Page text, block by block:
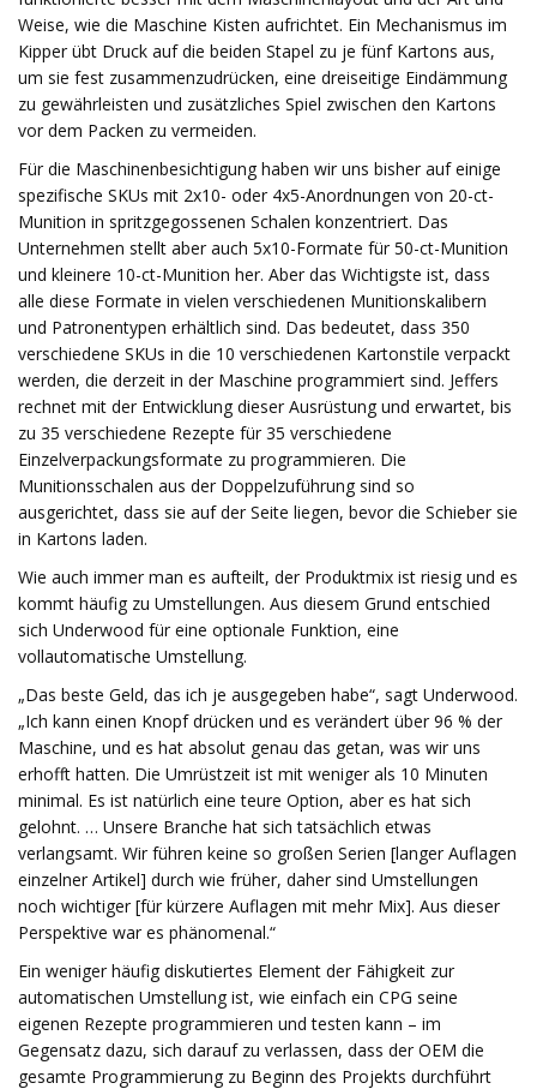
Weise, wie die Maschine Kisten aufrichtet. Ein Mechanismus im
Kipper übt Druck auf die beiden Stapel zu je fünf Kartons aus,
um sie fest zusammenzudrücken, eine dreiseitige Eindämmung
zu gewährleisten und zusätzliches Spiel zwischen den Kartons
vor dem Packen zu vermeiden.
Für die Maschinenbesichtigung haben wir uns bisher auf einige
spezifische SKUs mit 2x10- oder 4x5-Anordnungen von 20-ct-
Munition in spritzgegossenen Schalen konzentriert. Das
Unternehmen stellt aber auch 5x10-Formate für 50-ct-Munition
und kleinere 10-ct-Munition her. Aber das Wichtigste ist, dass
alle diese Formate in vielen verschiedenen Munitionskalibern
und Patronentypen erhältlich sind. Das bedeutet, dass 350
verschiedene SKUs in die 10 verschiedenen Kartonstile verpackt
werden, die derzeit in der Maschine programmiert sind. Jeffers
rechnet mit der Entwicklung dieser Ausrüstung und erwartet, bis
zu 35 verschiedene Rezepte für 35 verschiedene
Einzelverpackungsformate zu programmieren. Die
Munitionsschalen aus der Doppelzuführung sind so
ausgerichtet, dass sie auf der Seite liegen, bevor die Schieber sie
in Kartons laden.
Wie auch immer man es aufteilt, der Produktmix ist riesig und es
kommt häufig zu Umstellungen. Aus diesem Grund entschied
sich Underwood für eine optionale Funktion, eine
vollautomatische Umstellung.
„Das beste Geld, das ich je ausgegeben habe“, sagt Underwood.
„Ich kann einen Knopf drücken und es verändert über 96 % der
Maschine, und es hat absolut genau das getan, was wir uns
erhofft hatten. Die Umrüstzeit ist mit weniger als 10 Minuten
minimal. Es ist natürlich eine teure Option, aber es hat sich
gelohnt. … Unsere Branche hat sich tatsächlich etwas
verlangsamt. Wir führen keine so großen Serien [langer Auflagen
einzelner Artikel] durch wie früher, daher sind Umstellungen
noch wichtiger [für kürzere Auflagen mit mehr Mix]. Aus dieser
Perspektive war es phänomenal.“
Ein weniger häufig diskutiertes Element der Fähigkeit zur
automatischen Umstellung ist, wie einfach ein CPG seine
eigenen Rezepte programmieren und testen kann – im
Gegensatz dazu, sich darauf zu verlassen, dass der OEM die
gesamte Programmierung zu Beginn des Projekts durchführt